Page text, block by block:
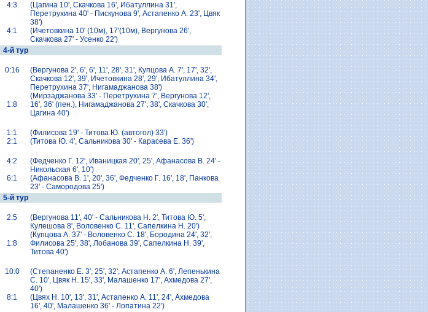
4:3
4:1
(Цагина 10', Скачкова 16', Ибатуллина 31',
Перетрухина 40' - Пискунова 9', Астапенко A. 23', Цвяк
38')
(Ичетовкина 10' (10м), 17'(10м), Вергунова 26',
Скачкова 27' - Усенко 22')
4-й тур
0:16
1:8
(Вергунова 2', 6', 6', 11', 28', 31', Купцова A. 7', 17', 32',
Скачкова 12', 39', Ичетовкина 28', 29', Ибатуллина 34',
Перетрухина 37', Нигамаджанова 38')
(Мирзаджанова 33' - Перетрухина 7', Вергунова 12',
16', 36' (пен.), Нигамаджанова 27', 38', Скачкова 30',
Цагина 40')
1:1
2:1
(Филисова 19' - Титова Ю. (автогол) 33')
(Титова Ю. 4', Сальникова 30' - Карасева Е. 36')
4:2
6:1
(Федченко Г. 12', Иваницкая 20', 25', Афанасова В. 24' -
Никольская 6', 10')
(Афанасова В. 1', 20', 36', Федченко Г. 16', 18', Панкова
23' - Самородова 25')
5-й тур
2:5
1:8
(Вергунова 11', 40' - Сальникова Н. 2', Титова Ю. 5',
Кулешова 8', Воловенко C. 11', Сапелкина Н. 20')
(Купцова A. 37' - Воловенко С. 18', Бородина 24', 32',
Филисова 25', 38', Лобанова 39', Сапелкина Н. 39',
Титова 40')
10:0
8:1
(Степаненко E. 3', 25', 32', Астапенко A. 6', Лепенькина
C. 10', Цвяк Н. 15', 33', Малашенко 17', Ахмедова 27',
40')
(Цвях Н. 10', 13', 31', Астапенко A. 11', 24', Ахмедова
16', 40', Малашенко 36' - Лопатина 22')